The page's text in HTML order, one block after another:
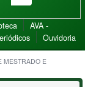
AVA -
Ouvidoria
MESTRADO E